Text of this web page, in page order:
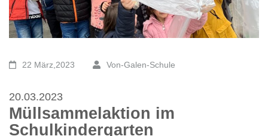
22 März,2023 Von-Galen-Schule
20.03.2023
Müllsammelaktion im
Schulkindergarten